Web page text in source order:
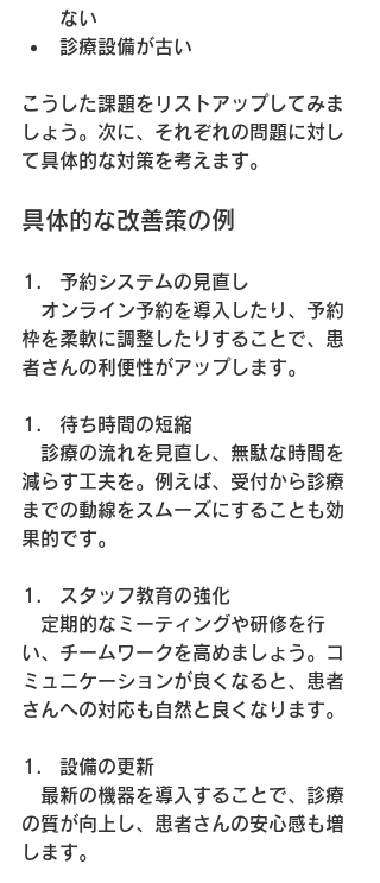
ない
診療設備が古い
こうした課題をリストアップしてみま
しょう。次に、それぞれの問題に対し
て具体的な対策を考えます。
具体的な改善策の例
予約システムの見直し
オンライン予約を導入したり、予約
枠を柔軟に調整したりすることで、患
者さんの利便性がアップします。
待ち時間の短縮
診療の流れを見直し、無駄な時間を
減らす工夫を。例えば、受付から診療
までの動線をスムーズにすることも効
果的です。
スタッフ教育の強化
定期的なミーティングや研修を行
い、チームワークを高めましょう。コ
ミュニケーションが良くなると、患者
さんへの対応も自然と良くなります。
設備の更新
最新の機器を導入することで、診療
の質が向上し、患者さんの安心感も増
します。